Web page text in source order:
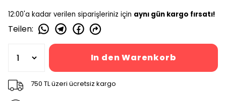
12:00'a kadar verilen siparişleriniz için aynı gün kargo fırsatı!
Teilen:
In den Warenkorb
750 TL üzeri ücretsiz kargo